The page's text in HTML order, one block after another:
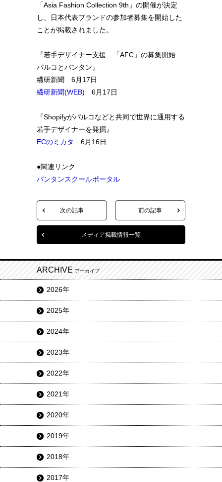
「Asia Fashion Collection 9th」の開催が決定
し、日本代表ブランドの参加者募集を開始した
ことが掲載されました。
『若手デザイナー支援 「AFC」の募集開始
パルコとバンタン』
繊研新聞 6月17日
繊研新聞(WEB) 6月17日
『Shopifyがパルコなどと共同で世界に通用する
若手デザイナーを発掘』
ECのミカタ
6月16日
●関連リンク
バンタンスクールポータル
次の記事 前の記事
メディア掲載情報一覧
ARCHIVE アーカイブ
2026年
2025年
2024年
2023年
2022年
2021年
2020年
2019年
2018年
2017年